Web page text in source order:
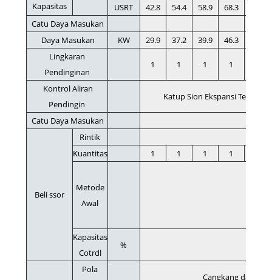
Kapasitas
USRT
42.8 54.4 58.9 68.3
Catu Daya Masukan
Daya Masukan
KW 29.9 37.2 39.9 46.3
Lingkaran
Pendinginan
1 1 1 1
Kontrol Aliran
Pendingin
Katup Sion Ekspansi
Catu Daya Masukan
Beli ssor
Rintik
Kuantitas
1 1 1 1
Metode
Awal
Kapasitas
Cotrdl
%
Pola
Cangkang dan